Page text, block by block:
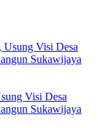
Visi Desa
Sukawijaya